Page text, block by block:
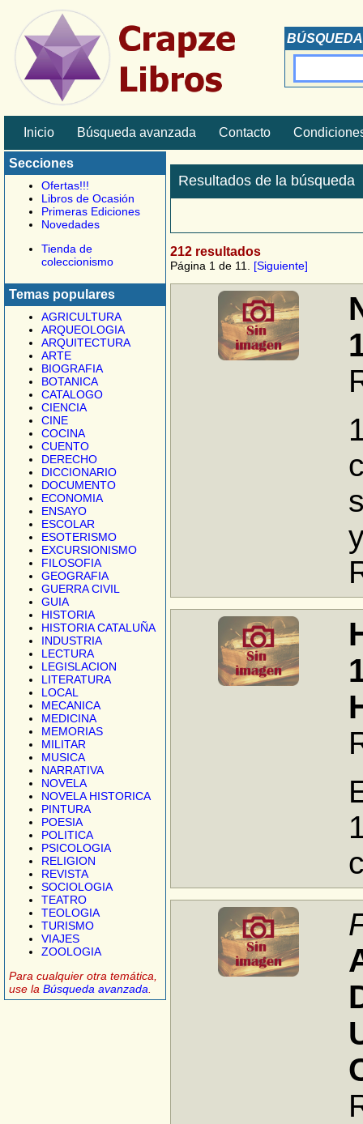
Inicio Búsqueda avanzada Contacto
Secciones
Ofertas!!!
Libros de Ocasión
Primeras Ediciones
Novedades
Tienda de
coleccionismo
Temas populares
AGRICULTURA
ARQUEOLOGIA
ARQUITECTURA
ARTE
BIOGRAFIA
BOTANICA
CATALOGO
CIENCIA
CINE
COCINA
CUENTO
DERECHO
DICCIONARIO
DOCUMENTO
ECONOMIA
ENSAYO
ESCOLAR
ESOTERISMO
EXCURSIONISMO
FILOSOFIA
GEOGRAFIA
GUERRA CIVIL
GUIA
HISTORIA
HISTORIA CATALUÑA
INDUSTRIA
LECTURA
LEGISLACION
LITERATURA
LOCAL
MECANICA
MEDICINA
MEMORIAS
MILITAR
MUSICA
NARRATIVA
NOVELA
NOVELA HISTORICA
PINTURA
POESIA
POLITICA
PSICOLOGIA
RELIGION
REVISTA
SOCIOLOGIA
TEATRO
TEOLOGIA
TURISMO
VIAJES
ZOOLOGIA
Para cualquier otra temática,
use la Búsqueda avanzada
Resultados de la búsqueda
212 resultados
Página 1 de 11. [Siguiente]